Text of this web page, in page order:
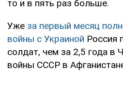
то и в пять раз больше.
Уже за первый месяц
войны с Украиной Россия
солдат, чем за 2,5 года в
войны СССР в